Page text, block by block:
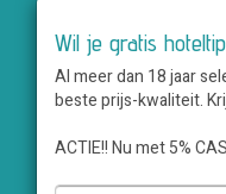
Valentijn
Kerstmarkt
Suite met
Wil je gratis
Al meer dan 18 jaar
beste prijs-kwaliteit.
ACTIE!! Nu met 5%